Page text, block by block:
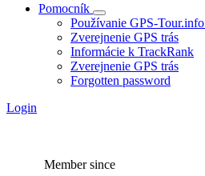
Pomocník
Používanie GPS-Tour.info
Zverejnenie GPS trás
Informácie k TrackRank
Zverejnenie GPS trás
Forgotten password
Login
Member since